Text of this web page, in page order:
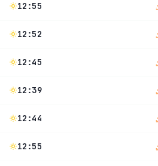
12:55
12:52
12:45
12:39
12:44
12:55